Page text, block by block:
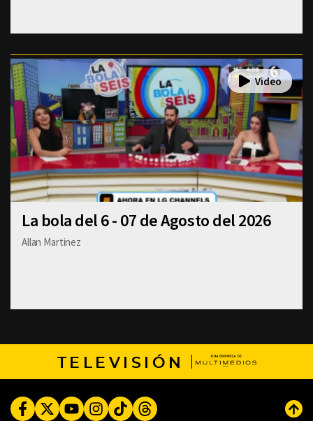
La bola del 6 - 07 de Agosto del 2026
Allan Martinez
TELEVISIÓN
FacebookTwitterYoutubeInstagram
TikTokThreads